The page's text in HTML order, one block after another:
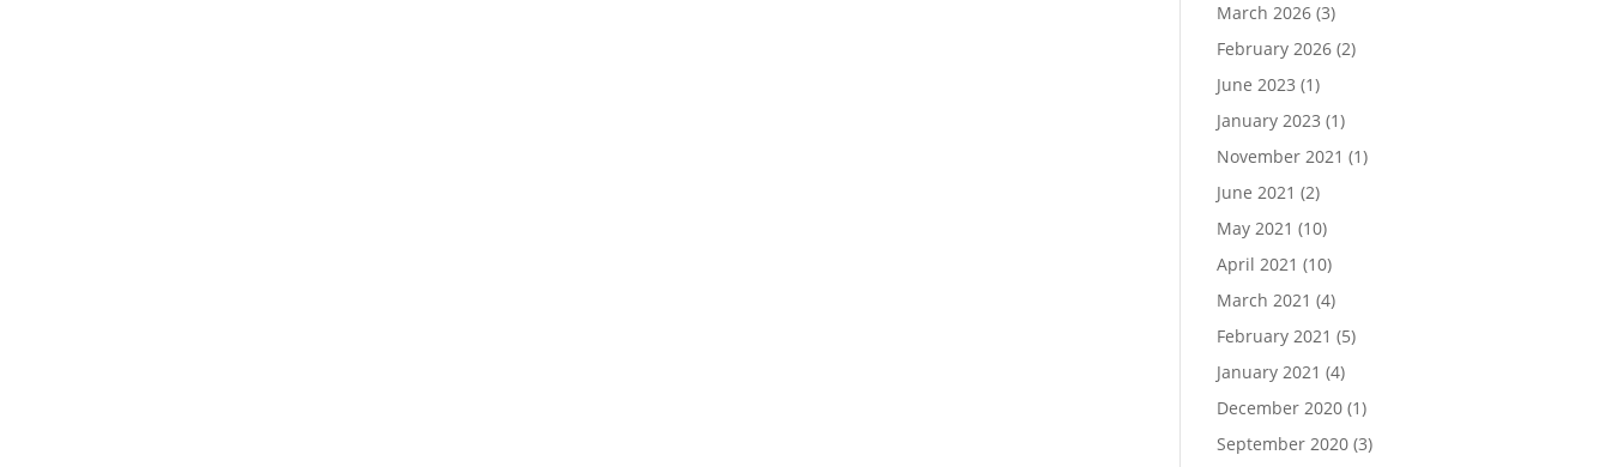
March 2026 (3)
February 2026 (2)
June 2023 (1)
January 2023 (1)
November 2021 (1)
June 2021 (2)
May 2021 (10)
April 2021 (10)
March 2021 (4)
February 2021 (5)
January 2021 (4)
December 2020 (1)
September 2020 (3)